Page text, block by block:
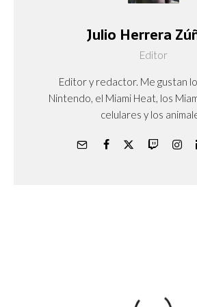
Julio Herrera
Editor
Editor y redactor. Me gustan
Nintendo, el Miami Heat, los
celulares y los